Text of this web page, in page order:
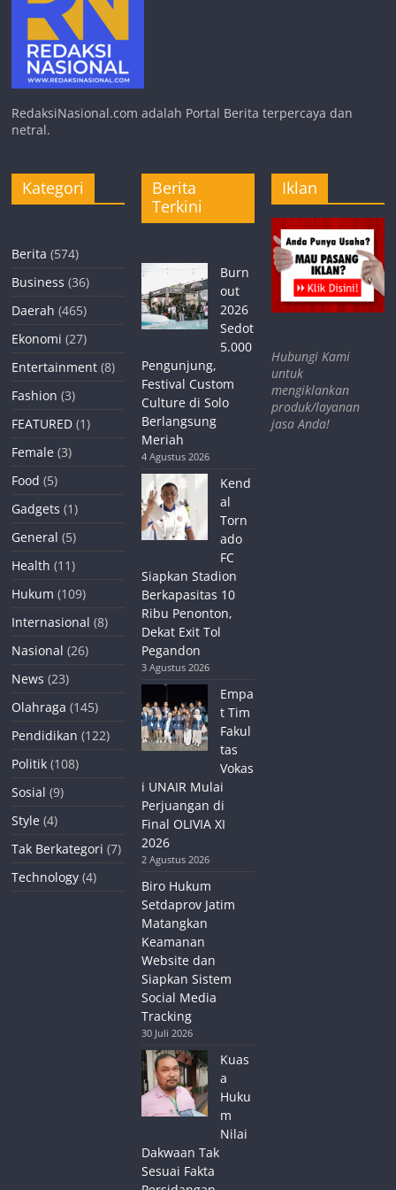
RedaksiNasional.com adalah Portal Berita terpercaya dan
netral.
Kategori
Berita (574)
Business (36)
Daerah (465)
Ekonomi (27)
Entertainment (8)
Fashion (3)
FEATURED (1)
Female (3)
Food (5)
Gadgets (1)
General (5)
Health (11)
Hukum (109)
Internasional (8)
Nasional (26)
News (23)
Olahraga (145)
Pendidikan (122)
Politik (108)
Sosial (9)
Style (4)
Tak Berkategori (7)
Technology (4)
Berita
Terkini
Burn
out
2026
Sedot
5.000
Pengunjung,
Festival Custom
Culture di Solo
Berlangsung
Meriah
4 Agustus 2026
Kend
al
Torn
ado
FC
Siapkan Stadion
Berkapasitas 10
Ribu Penonton,
Dekat Exit Tol
Pegandon
3 Agustus 2026
Empa
t Tim
Fakul
tas
Vokas
i UNAIR Mulai
Perjuangan di
Final OLIVIA XI
2026
2 Agustus 2026
Biro Hukum
Setdaprov Jatim
Matangkan
Keamanan
Website dan
Siapkan Sistem
Social Media
Tracking
30 Juli 2026
Kuas
a
Huku
m
Nilai
Dakwaan Tak
Sesuai Fakta
Iklan
Hubungi Kami
untuk
mengiklankan
produk/layanan
jasa Anda!